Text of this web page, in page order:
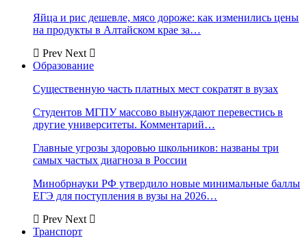
Яйца и рис дешевле, мясо дороже: как изменились цены
на продукты в Алтайском крае за…
Prev Next
Образование
Существенную часть платных мест сократят в вузах
Студентов МГПУ массово вынуждают перевестись в
другие университеты. Комментарий…
Главные угрозы здоровью школьников: названы три
самых частых диагноза в России
Минобрнауки РФ утвердило новые минимальные баллы
ЕГЭ для поступления в вузы на 2026…
Prev Next
Транспорт